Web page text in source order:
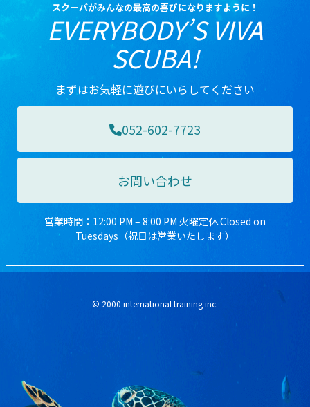
スクーバがみんなの最高の喜びになりますように！
EVERYBODY’S VIVA
SCUBA!
まずはお気軽に遊びにいらしてください
052-602-7723
お問い合わせ
営業時間：12:00 PM – 8:00 PM 火曜定休 Closed on
Tuesdays（祝日は営業いたします）
© 2000 international training inc.